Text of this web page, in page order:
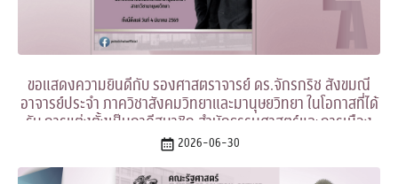
ขอแสดงความยินดีกับ รองศาสตราจารย์ ดร.จักรกริช สังขมณี
อาจารย์ประจำ ภาควิชาสังคมวิทยาและมานุษยวิทยา ในโอกาสที่ได้
รับ การแต่งตั้งเป็นภาคีสมาชิก สำนักธรรมศาสตร์และการเมือง
ราชบัณฑิตยสภา ประเภทวิชาสังคมวิทยาและมานุษยวิทยา สาขา
2026-06-30